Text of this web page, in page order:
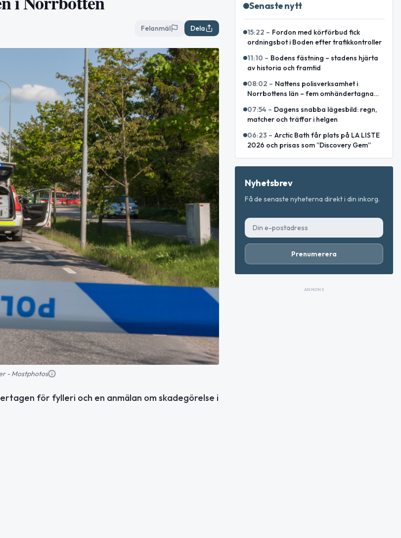
Felanmäl Dela
- Mostphotos
för fylleri och en anmälan om skadegörelse i
Senaste nytt
15:22 – Fordon med körförbud fick
ordningsbot i Boden efter trafikkontroller
11:10 – Bodens fästning – stadens hjärta
av historia och framtid
08:02 – Nattens polisverksamhet i
Norrbottens län – fem omhändertagna
07:54 – Dagens snabba lägesbild: regn,
matcher och träffar i helgen
06:23 – Arctic Bath får plats på LA LISTE
2026 och prisas som ”Discovery Gem”
Nyhetsbrev
Få de senaste nyheterna direkt i din inkorg.
Prenumerera
ANNONS